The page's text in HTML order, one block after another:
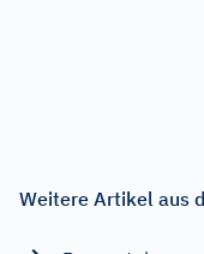
Weitere Artikel aus